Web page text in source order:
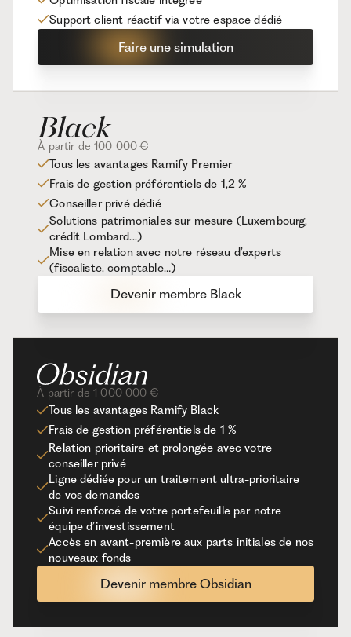
Support client réactif via votre espace dédié
Faire une simulation
À partir de 100 000 €
Tous les avantages Ramify Premier
Frais de gestion préférentiels de 1,2 %
Conseiller privé dédié
Solutions patrimoniales sur mesure (Luxembourg,
crédit Lombard...)
Mise en relation avec notre réseau d’experts
(fiscaliste, comptable…)
Devenir membre Black
À partir de 1 000 000 €
Tous les avantages Ramify Black
Frais de gestion préférentiels de 1 %
Relation prioritaire et prolongée avec votre
conseiller privé
Ligne dédiée pour un traitement ultra-prioritaire
de vos demandes
Suivi renforcé de votre portefeuille par notre
équipe d’investissement
Accès en avant-première aux parts initiales de nos
nouveaux fonds
Devenir membre Obsidian